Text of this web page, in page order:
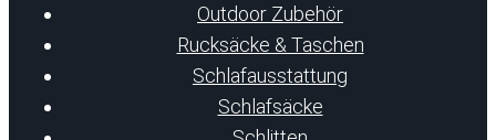
Outdoor Zubehör
Rucksäcke & Taschen
Schlafausstattung
Schlafsäcke